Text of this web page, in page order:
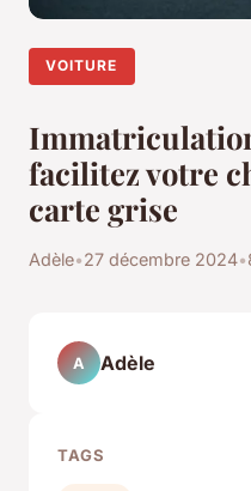
VOITURE
facilitez votre
carte grise
Adèle•27 décembre 2024•
A Adèle
TAGS